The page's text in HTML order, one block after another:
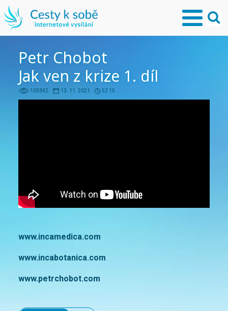
Petr Chobot
Jak ven z krize 1. díl
103342 13. 11. 2021 52:15
www.incamedica.com
www.incabotanica.com
www.petrchobot.com